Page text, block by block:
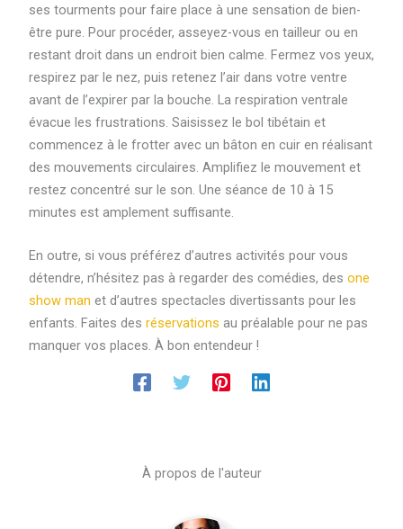
ses tourments pour faire place à une sensation de bien-
être pure. Pour procéder, asseyez-vous en tailleur ou en
restant droit dans un endroit bien calme. Fermez vos yeux,
respirez par le nez, puis retenez l’air dans votre ventre
avant de l’expirer par la bouche. La respiration ventrale
évacue les frustrations. Saisissez le bol tibétain et
commencez à le frotter avec un bâton en cuir en réalisant
des mouvements circulaires. Amplifiez le mouvement et
restez concentré sur le son. Une séance de 10 à 15
minutes est amplement suffisante.
En outre, si vous préférez d’autres activités pour vous
détendre, n’hésitez pas à regarder des comédies, des one
show man et d’autres spectacles divertissants pour les
enfants. Faites des réservations au préalable pour ne pas
manquer vos places. À bon entendeur !
À propos de l'auteur